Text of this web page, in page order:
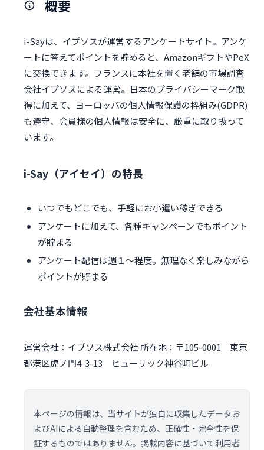
概要
i-Sayは、イプソスが運営するアンケートサイト。アンケ
ートに答えてポイントを貯めると、AmazonギフトやPeX
に交換できます。フランスに本社を置く老舗の市場調査
会社イプソスによる運営。日本のプライバシーマーク取
得に加えて、ヨーロッパの個人情報保護の枠組み(GDPR)
も遵守、会員様の個人情報は安全に、厳重に取り扱って
います。
i-Say（アイセイ）の特長
いつでもどこでも、手軽にお小遣い稼ぎできる
アンケートに加えて、各種キャンペーンでもポイント
が貯まる
アンケート配信は週１～程度。無理なく楽しみながら
ポイントが貯まる
会社基本情報
運営会社：イプソス株式会社 所在地：〒105-0001 東京
都港区虎ノ門4-3-13 ヒューリック神谷町ビル
本ページの情報は、当サイトが独自に収集したデータお
よびAIによる自動整理を含むため、正確性・完全性を保
証するものではありません。掲載内容に基づいて利用者